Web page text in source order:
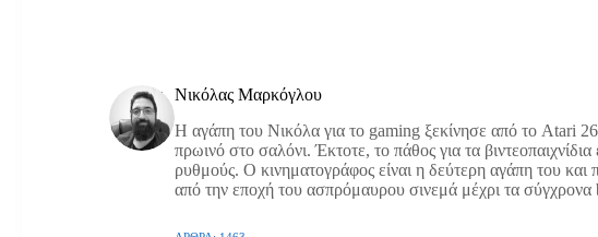
Νικόλας Μαρκόγλου
Η αγάπη του Νικόλα για το gaming ξεκίνησε από το Atari
πρωινό στο σαλόνι. Έκτοτε, το πάθος για τα
ρυθμούς. Ο κινηματογράφος είναι η δεύτερη αγάπη του και
από την εποχή του ασπρόμαυρου σινεμά μέχρι τα